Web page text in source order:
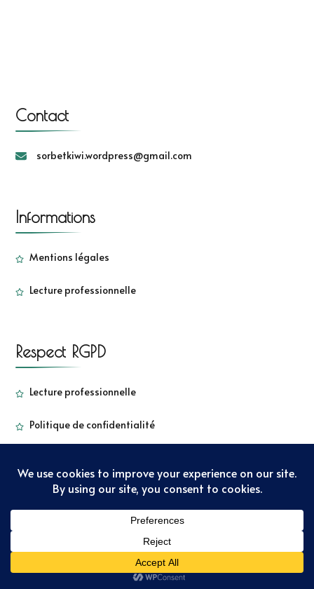
Contact
sorbetkiwi.wordpress@gmail.com
Informations
Mentions légales
Lecture professionnelle
Respect RGPD
Lecture professionnelle
Politique de confidentialité
Copyright - Sorbetkiwi - 2022
confidentialité
Copyright – Sorbet Kiwi – 2022